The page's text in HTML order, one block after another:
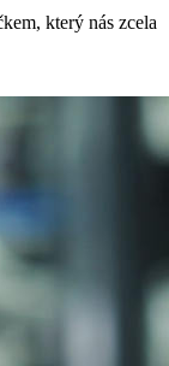
který nás zcela